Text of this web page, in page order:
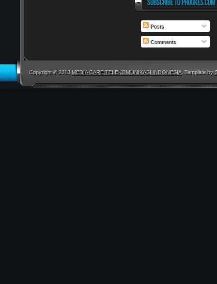
Posts
Comments
Copyright © 2013 MEDIA CARE TELEKOMUNIKASI INDONESIA. Template by